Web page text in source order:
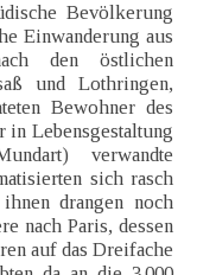
Bevölkerung
Einwanderung aus
den östlichen
und Lothringen,
Bewohner des
in Lebensgestaltung
verwandte
sich rasch
drangen noch
nach Paris, dessen
auf das Dreifache